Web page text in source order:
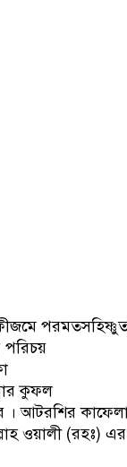
পরিচয়
কুফল
। আটরশির
ওয়ালী (রহঃ)